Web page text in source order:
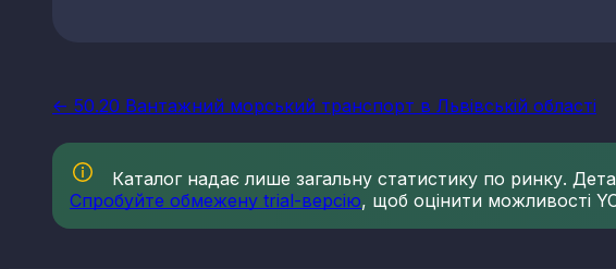
<- 50.20 Вантажний морський транспорт в Львівській області
Каталог надає лише загальну статистику по ринку.
Спробуйте обмежену trial-версію, щоб оцінити можливості